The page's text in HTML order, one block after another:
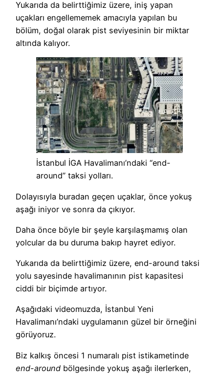
Yukarıda da belirttiğimiz üzere, iniş yapan
uçakları engellememek amacıyla yapılan bu
bölüm, doğal olarak pist seviyesinin bir miktar
altında kalıyor.
İstanbul İGA Havalimanı’ndaki “end-
around” taksi yolları.
Dolayısıyla buradan geçen uçaklar, önce yokuş
aşağı iniyor ve sonra da çıkıyor.
Daha önce böyle bir şeyle karşılaşmamış olan
yolcular da bu duruma bakıp hayret ediyor.
Yukarıda da belirttiğimiz üzere, end-around taksi
yolu sayesinde havalimanının pist kapasitesi
ciddi bir biçimde artıyor.
Aşağıdaki videomuzda, İstanbul Yeni
Havalimanı’ndaki uygulamanın güzel bir örneğini
görüyoruz.
Biz kalkış öncesi 1 numaralı pist istikametinde
end-around bölgesinde yokuş aşağı ilerlerken,